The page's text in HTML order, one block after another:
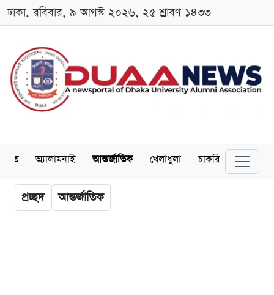
ঢাকা, রবিবার, ৯ আগস্ট ২০২৬, ২৫ শ্রাবণ ১৪৩৩
অ্যালামনাই আন্তর্জাতিক খেলাধুলা চাকরি স্কলারশিপ
প্রচ্ছদ আন্তর্জাতিক